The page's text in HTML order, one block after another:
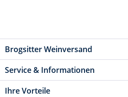
Brogsitter Weinversand
Service & Informationen
Ihre Vorteile